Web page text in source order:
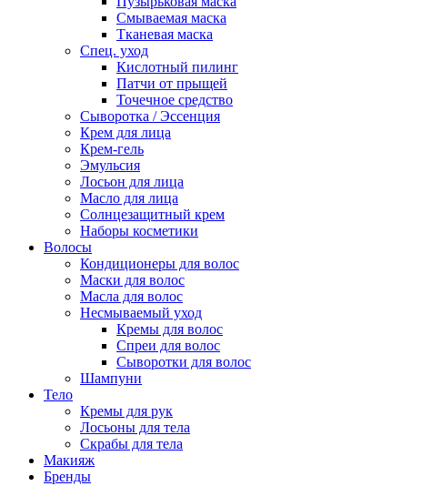
Смываемая маска
Тканевая маска
Спец. уход
Кислотный пилинг
Патчи от прыщей
Точечное средство
Сыворотка / Эссенция
Крем для лица
Крем-гель
Эмульсия
Лосьон для лица
Масло для лица
Солнцезащитный крем
Наборы косметики
Волосы
Кондиционеры для волос
Маски для волос
Масла для волос
Несмываемый уход
Кремы для волос
Спреи для волос
Сыворотки для волос
Шампуни
Тело
Кремы для рук
Лосьоны для тела
Скрабы для тела
Макияж
Бренды